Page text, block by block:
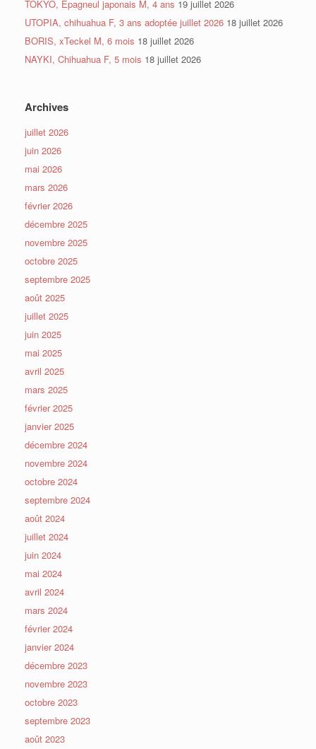
TOKYO, Épagneul japonais M, 4 ans 19 juillet 2026
UTOPIA, chihuahua F, 3 ans adoptée juillet 2026 18 juillet 2026
BORIS, xTeckel M, 6 mois 18 juillet 2026
NAYKI, Chihuahua F, 5 mois 18 juillet 2026
Archives
juillet 2026
juin 2026
mai 2026
mars 2026
février 2026
décembre 2025
novembre 2025
octobre 2025
septembre 2025
août 2025
juillet 2025
juin 2025
mai 2025
avril 2025
mars 2025
février 2025
janvier 2025
décembre 2024
novembre 2024
octobre 2024
septembre 2024
août 2024
juillet 2024
juin 2024
mai 2024
avril 2024
mars 2024
février 2024
janvier 2024
décembre 2023
novembre 2023
octobre 2023
septembre 2023
août 2023